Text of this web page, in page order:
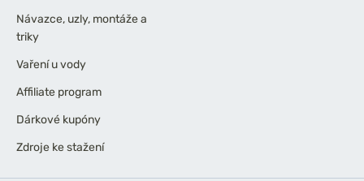
Návazce, uzly, montáže a
triky
Vaření u vody
Affiliate program
Dárkové kupóny
Zdroje ke stažení